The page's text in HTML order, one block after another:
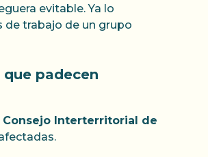
evitable. Ya lo
de trabajo de un grupo
padecen
Consejo Interterritorial de